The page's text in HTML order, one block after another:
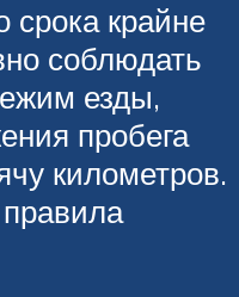
срока крайне
соблюдать
езды,
пробега
километров.